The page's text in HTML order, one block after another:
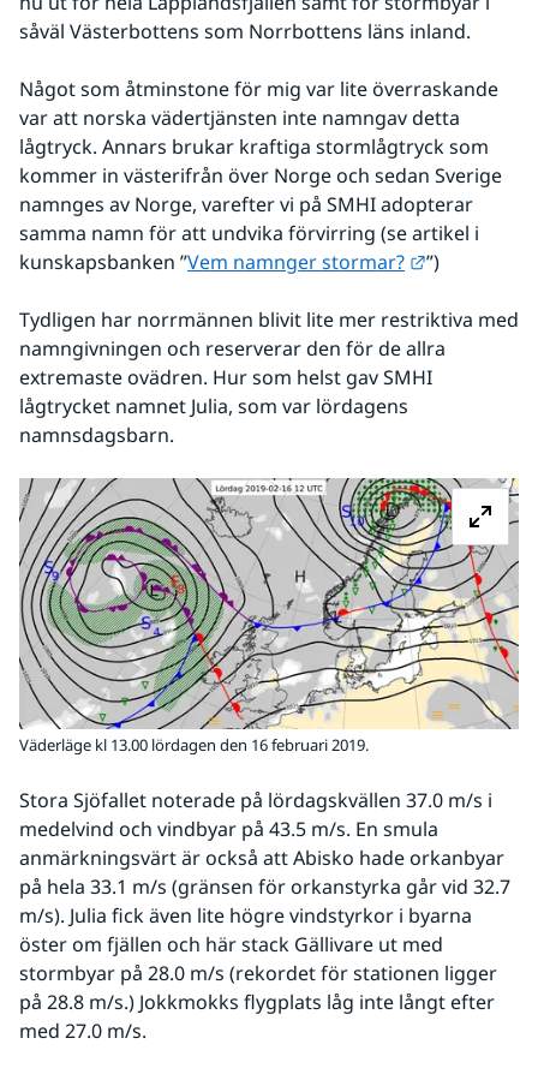
såväl Västerbottens som Norrbottens läns inland.
Något som åtminstone för mig var lite överraskande
var att norska vädertjänsten inte namngav detta
lågtryck. Annars brukar kraftiga stormlågtryck som
kommer in västerifrån över Norge och sedan Sverige
namnges av Norge, varefter vi på SMHI adopterar
samma namn för att undvika förvirring (se artikel i
kunskapsbanken ”Vem namnger stormar? Länk till
”)
Tydligen har norrmännen blivit lite mer restriktiva med
namngivningen och reserverar den för de allra
extremaste ovädren. Hur som helst gav SMHI
lågtrycket namnet Julia, som var lördagens
namnsdagsbarn.
Väderläge kl 13.00 lördagen den 16 februari 2019.
Stora Sjöfallet noterade på lördagskvällen 37.0 m/s i
medelvind och vindbyar på 43.5 m/s. En smula
anmärkningsvärt är också att Abisko hade orkanbyar
på hela 33.1 m/s (gränsen för orkanstyrka går vid 32.7
m/s). Julia fick även lite högre vindstyrkor i byarna
öster om fjällen och här stack Gällivare ut med
stormbyar på 28.0 m/s (rekordet för stationen ligger
på 28.8 m/s.) Jokkmokks flygplats låg inte långt efter
med 27.0 m/s.